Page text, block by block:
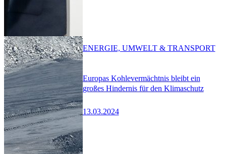
Europas Kohlevermächtnis bleibt ein
großes Hindernis für den Klimaschutz
13.03.2024
ENERGIE, UMWELT & TRANSPORT